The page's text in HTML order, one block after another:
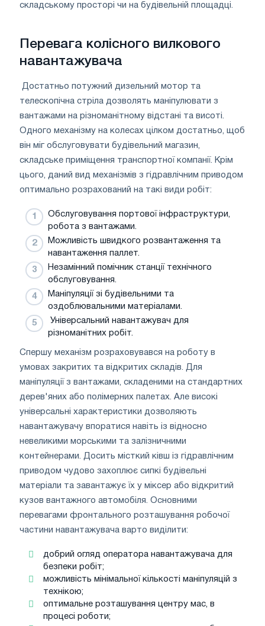
складському просторі чи на будівельній площадці.
Перевага колісного вилкового
навантажувача
Достатньо потужний дизельний мотор та
телескопічна стріла дозволять маніпулювати з
вантажами на різноманітному відстані та висоті.
Одного механізму на колесах цілком достатньо, щоб
він міг обслуговувати будівельний магазин,
складське приміщення транспортної компанії. Крім
цього, даний вид механізмів з гідравлічним приводом
оптимально розрахований на такі види робіт:
Обслуговування портової інфраструктури,
робота з вантажами.
Можливість швидкого розвантаження та
навантаження паллет.
Незамінний помічник станції технічного
обслуговування.
Маніпуляції зі будівельними та
оздоблювальними матеріалами.
Універсальний навантажувач для
різноманітних робіт.
Спершу механізм розраховувався на роботу в
умовах закритих та відкритих складів. Для
маніпуляції з вантажами, складеними на стандартних
дерев'яних або полімерних палетах. Але високі
універсальні характеристики дозволяють
навантажувачу впоратися навіть із відносно
невеликими морськими та залізничними
контейнерами. Досить місткий ківш із гідравлічним
приводом чудово захоплює сипкі будівельні
матеріали та завантажує їх у міксер або відкритий
кузов вантажного автомобіля. Основними
перевагами фронтального розташування робочої
частини навантажувача варто виділити:
добрий огляд оператора навантажувача для
безпеки робіт;
можливість мінімальної кількості маніпуляцій з
технікою;
оптимальне розташування центру мас, в
процесі роботи;